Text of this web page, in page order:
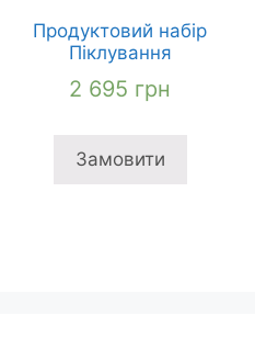
Продуктовий набір
Піклування
2 695 грн
Замовити